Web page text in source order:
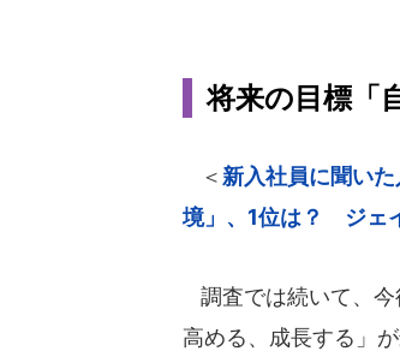
将来の目標「
＜ 新入社員に聞い
境」、1位は？ ジェ
調査では続いて、今
高める、成長する」